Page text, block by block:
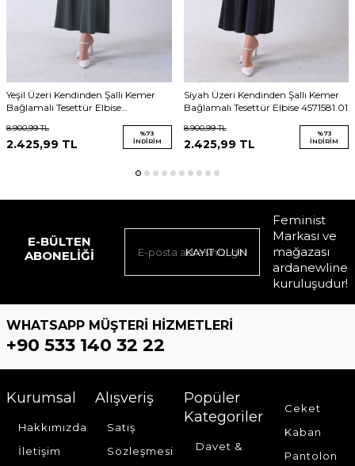
Yeşil Üzeri Kendinden Şallı Kemer
Bağlamalı Tesettür Elbise
8.900,99TL
2.425,99 TL
%73
İNDIRIM
Siyah Üzeri Kendinden Şallı Kemer
Bağlamalı Tesettür Elbise 4571581.01
8.900,99TL
2.425,99 TL
%73
İNDIRIM
E-BÜLTEN
ABONELIĞI
KAYIT OLUN
Feminist
Markası ve
mağazası
ardanewline
kuruluşudur!
WHATSAPP MÜŞTERI HIZMETLERI
+90 533 140 32 22
Kurumsal
Hakkımızda
İletişim
Alışveriş
Satış
Sözleşmesi
Popüler
Kategoriler
Davet &
Ceket
Kaban
Pantolon